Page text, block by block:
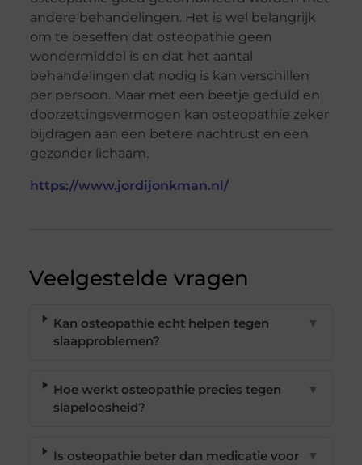
andere behandelingen. Het is wel belangrijk
om te beseffen dat osteopathie geen
wondermiddel is en dat het aantal
behandelingen dat nodig is kan verschillen
per persoon. Maar met een beetje geduld en
doorzettingsvermogen kan osteopathie zeker
bijdragen aan een betere nachtrust en een
gezonder lichaam.
https://www.jordijonkman.nl/
Veelgestelde vragen
Kan osteopathie echt helpen tegen
slaapproblemen?
▼
Hoe werkt osteopathie precies tegen
slapeloosheid?
▼
Is osteopathie beter dan medicatie voor
▼